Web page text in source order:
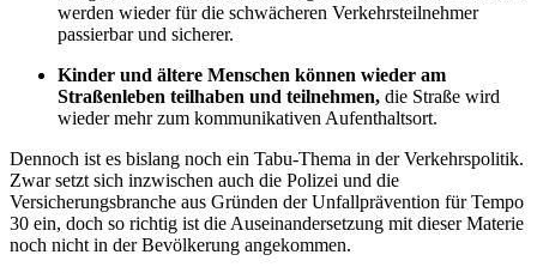
werden wieder für die schwächeren Verkehrsteilnehmer
passierbar und sicherer.
Kinder und ältere Menschen können wieder am
Straßenleben teilhaben und teilnehmen, die Straße wird
wieder mehr zum kommunikativen Aufenthaltsort.
Dennoch ist es bislang noch ein Tabu-Thema in der Verkehrspolitik.
Zwar setzt sich inzwischen auch die Polizei und die
Versicherungsbranche aus Gründen der Unfallprävention für Tempo
30 ein, doch so richtig ist die Auseinandersetzung mit dieser Materie
noch nicht in der Bevölkerung angekommen.